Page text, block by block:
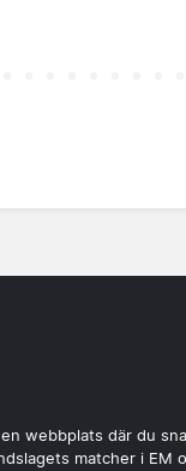
webbplats där du
matcher i EM